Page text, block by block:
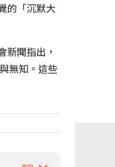
的「沉默大
新聞指出，
無知。這些